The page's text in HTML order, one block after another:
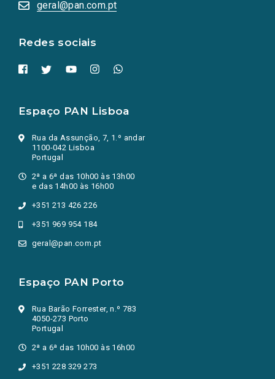
geral@pan.com.pt
Redes sociais
nova
Espaço PAN Lisboa
Rua da Assunção, 7, 1.º andar
1100-042 Lisboa
Portugal
2ª a 6ª das 10h00 às 13h00
e das 14h00 às 16h00
+351 213 426 226
+351 969 954 184
geral@pan.com.pt
Espaço PAN Porto
Rua Barão Forrester, n.º 783
4050-273 Porto
Portugal
2ª a 6ª das 10h00 às 16h00
+351 228 329 273